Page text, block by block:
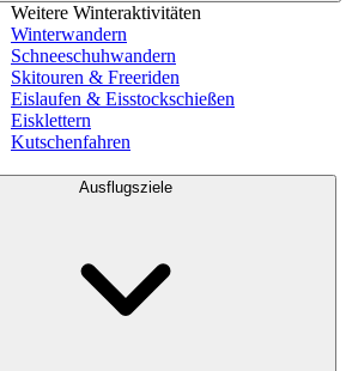
Weitere Winteraktivitäten
Winterwandern
Schneeschuhwandern
Skitouren & Freeriden
Eislaufen & Eisstockschießen
Eisklettern
Kutschenfahren
Ausflugsziele